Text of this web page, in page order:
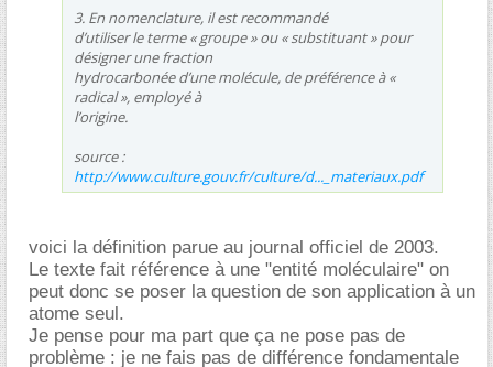
3. En nomenclature, il est recommandé
d’utiliser le terme « groupe » ou « substituant » pour
désigner une fraction
hydrocarbonée d’une molécule, de préférence à «
radical », employé à
l’origine.
source :
http://www.culture.gouv.fr/culture/d..._materiaux.pdf
voici la définition parue au journal officiel de 2003.
Le texte fait référence à une "entité moléculaire" on
peut donc se poser la question de son application à un
atome seul.
Je pense pour ma part que ça ne pose pas de
problème : je ne fais pas de différence fondamentale